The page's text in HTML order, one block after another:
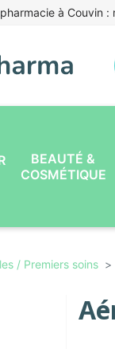
à Couvin
BEAUTÉ &
COSMÉTIQUE
/ Premiers soins